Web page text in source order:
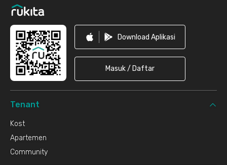
Download Aplikasi
Masuk / Daftar
Tenant
Kost
Apartemen
Community